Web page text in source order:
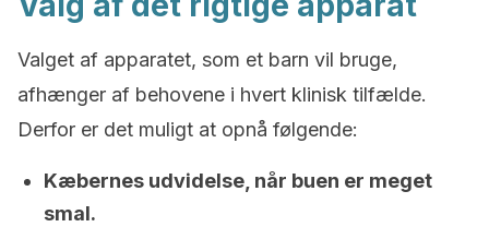
Valget af apparatet, som et barn vil bruge,
afhænger af behovene i hvert klinisk tilfælde.
Derfor er det muligt at opnå følgende:
Kæbernes udvidelse, når buen er meget
smal.